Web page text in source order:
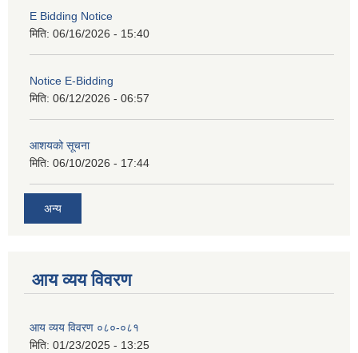
E Bidding Notice
मिति: 06/16/2026 - 15:40
Notice E-Bidding
मिति: 06/12/2026 - 06:57
आशयको सूचना
मिति: 06/10/2026 - 17:44
अन्य
आय व्यय विवरण
आय व्यय विवरण ०८०-०८१
मिति: 01/23/2025 - 13:25